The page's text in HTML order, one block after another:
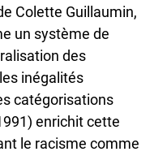
Colette Guillaumin,
un système de
des
inégalités
catégorisations
enrichit cette
le racisme comme